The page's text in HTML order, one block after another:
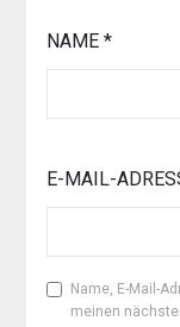
NAME *
E-MAIL-
Name, E-Mail-
meinen